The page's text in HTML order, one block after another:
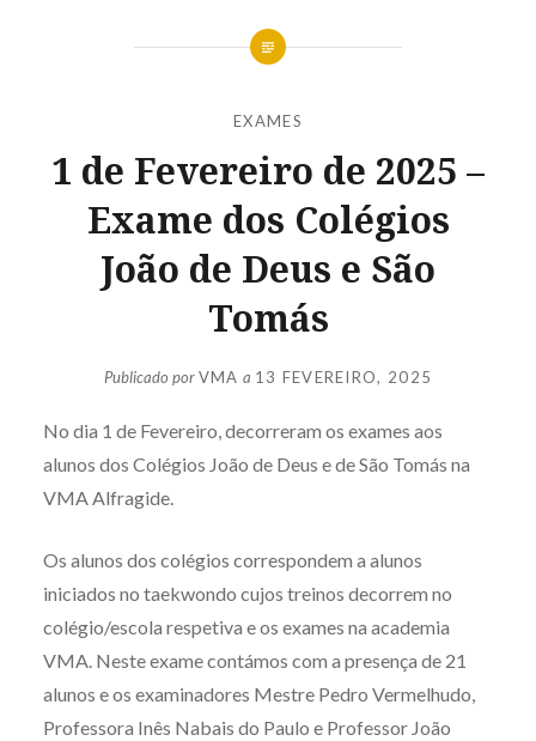
EXAMES
1 de Fevereiro de 2025 –
Exame dos Colégios
João de Deus e São
Tomás
Publicado porVMA a 13 FEVEREIRO, 2025
No dia 1 de Fevereiro, decorreram os exames aos
alunos dos Colégios João de Deus e de São Tomás na
VMA Alfragide.
Os alunos dos colégios correspondem a alunos
iniciados no taekwondo cujos treinos decorrem no
colégio/escola respetiva e os exames na academia
VMA. Neste exame contámos com a presença de 21
alunos e os examinadores Mestre Pedro Vermelhudo,
Professora Inês Nabais do Paulo e Professor João